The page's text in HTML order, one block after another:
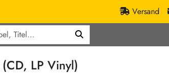
Versand
Aktionen
Staatsakt-Aktion
LP Vinyl)